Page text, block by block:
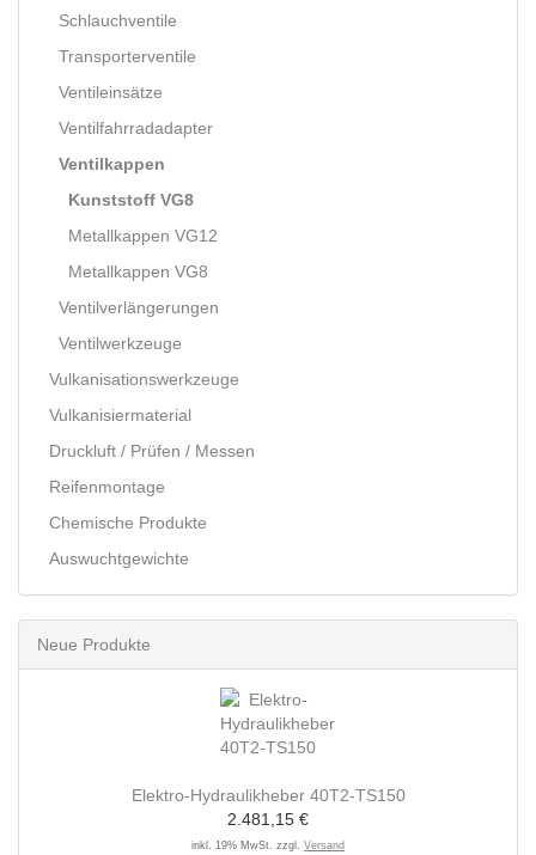
Schlauchventile
Transporterventile
Ventileinsätze
Ventilfahrradadapter
Ventilkappen
Kunststoff VG8
Metallkappen VG12
Metallkappen VG8
Ventilverlängerungen
Ventilwerkzeuge
Vulkanisationswerkzeuge
Vulkanisiermaterial
Druckluft / Prüfen / Messen
Reifenmontage
Chemische Produkte
Auswuchtgewichte
Neue Produkte
Elektro-Hydraulikheber 40T2-TS150
2.481,15 €
inkl. 19% MwSt. zzgl. Versand